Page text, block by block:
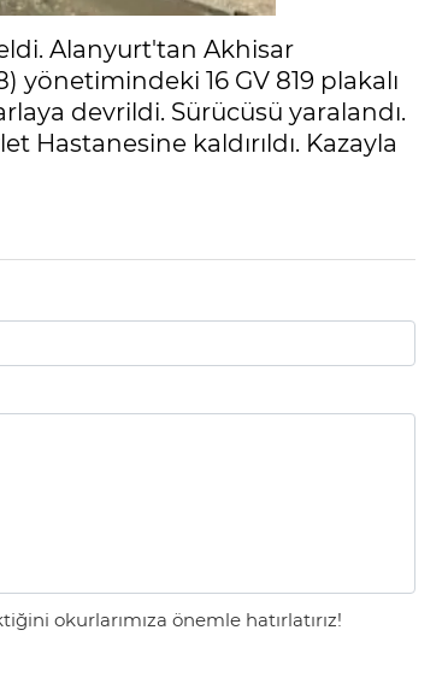
Alanyurt'tan Akhisar
yönetimindeki 16 GV 819 plakalı
devrildi. Sürücüsü yaralandı.
Hastanesine kaldırıldı. Kazayla
okurlarımıza önemle hatırlatırız!